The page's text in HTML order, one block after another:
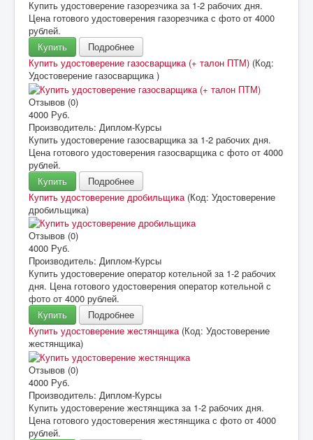
Купить удостоверение газорезчика за 1-2 рабочих дня.
Цена готового удостоверения газорезчика с фото от 4000
рублей.
Купить
Подробнее
Купить удостоверение газосварщика (+ талон ПТМ) (Код:
Удостоверение газосварщика)
Отзывов (0)
4000 Руб.
Производитель: Диплом-Курсы
Купить удостоверение газосварщика за 1-2 рабочих дня.
Цена готового удостоверения газосварщика с фото от 4000
рублей.
Купить
Подробнее
Купить удостоверение дробильщика (Код: Удостоверение
дробильщика)
Отзывов (0)
4000 Руб.
Производитель: Диплом-Курсы
Купить удостоверение оператор котельной за 1-2 рабочих
дня. Цена готового удостоверения оператор котельной с
фото от 4000 рублей.
Купить
Подробнее
Купить удостоверение жестянщика (Код: Удостоверение
жестянщика)
Отзывов (0)
4000 Руб.
Производитель: Диплом-Курсы
Купить удостоверение жестянщика за 1-2 рабочих дня.
Цена готового удостоверения жестянщика с фото от 4000
рублей.